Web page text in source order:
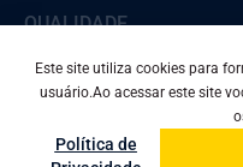
QUALIDADE
PRODUTOS
BLOG
Este site utiliza cookies para
usuário.Ao acessar este site
Política de